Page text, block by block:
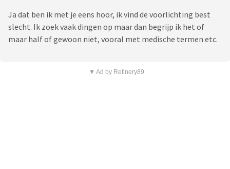
Ja dat ben ik met je eens hoor, ik vind de voorlichting best
slecht. Ik zoek vaak dingen op maar dan begrijp ik het of
maar half of gewoon niet, vooral met medische termen etc.
▼ Ad by Refinery89